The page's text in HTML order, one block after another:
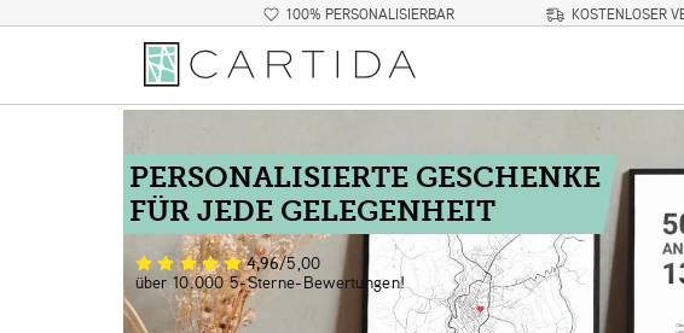
100% PERSONALISIERBAR KOSTENLOSER
PERSONALISIERTE GESCHENKE
FÜR JEDE GELEGENHEIT
4,96/5,00
über 10.000 5-Sterne-Bewertungen!